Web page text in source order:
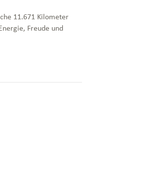
11.671 Kilometer
Freude und